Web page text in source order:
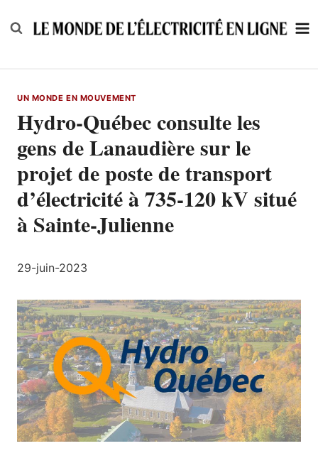
to
UN MONDE EN MOUVEMENT
Hydro-Québec consulte les
gens de Lanaudière sur le
projet de poste de transport
d’électricité à 735-120 kV situé
à Sainte-Julienne
29-juin-2023